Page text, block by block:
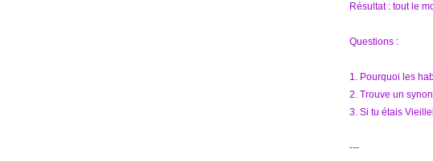
Résultat : tout le
Questions :
1. Pourquoi les
2. Trouve un
3. Si tu étais
---